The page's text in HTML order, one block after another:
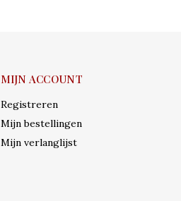
MIJN ACCOUNT
Registreren
Mijn bestellingen
Mijn verlanglijst